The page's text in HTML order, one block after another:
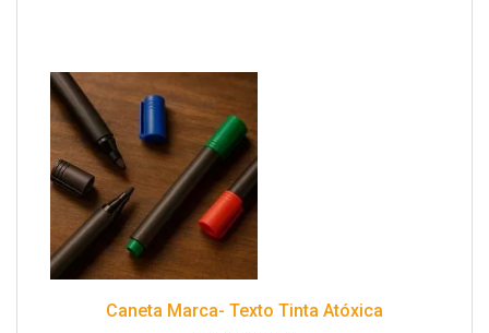
Caneta Marca- Texto Tinta Atóxica